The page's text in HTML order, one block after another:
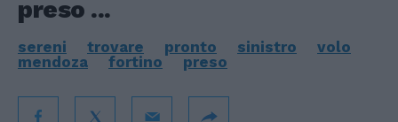
preso ...
sereni trovare pronto sinistro
volo
mendoza
fortino preso